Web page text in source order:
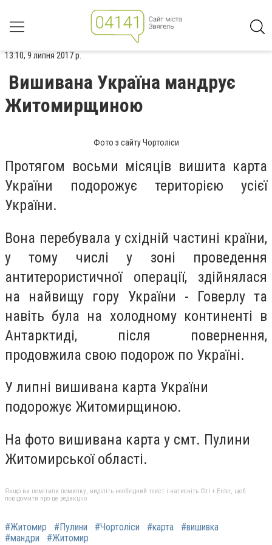
13:10, 9 липня 2017 р.
Вишивана Україна мандрує
Житомирщиною
Фото з сайту Чортоліси
Протягом восьми місяців вишита карта
України подорожує територією усієї
України.
Вона перебувала у східній частині країни,
у тому числі у зоні проведення
антитерористичної операції, здійнялася
на найвищу гору України - Говерлу та
навіть була на холодному континенті в
Антарктиді, після повернення,
продовжила свою подорож по Україні.
У липні вишивана карта України
подорожує Житомирщиною.
На фото вишивана карта у смт. Пулини
Житомирської області.
Якщо ви помітили помилку, виділіть необхідний текст і натисніть Ctrl + Enter, щоб
повідомити про це редакцію
#Житомир #Пулини #Чортоліси #карта
#вишивка
#мандри
#Житомир